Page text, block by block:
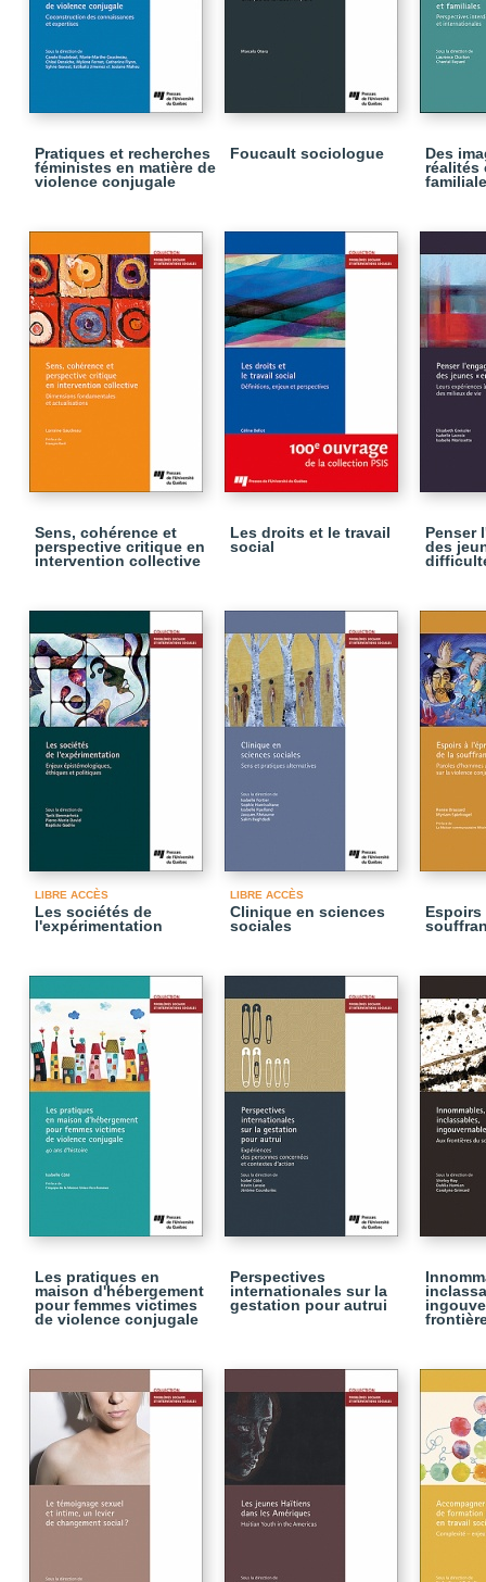
Pratiques et recherches
féministes en matière de
violence conjugale
Foucault sociologue
Des
réalités
Sens, cohérence et
perspective critique en
intervention collective
Les droits et le travail
social
Penser
des
LIBRE ACCÈS
Les sociétés de
l'expérimentation
LIBRE ACCÈS
Clinique en sciences
sociales
Espoirs
Les pratiques en
maison d'hébergement
pour femmes victimes
de violence conjugale
Perspectives
internationales sur la
gestation pour autrui